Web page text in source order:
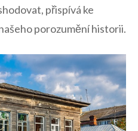
přispívá ke
porozumění historii.